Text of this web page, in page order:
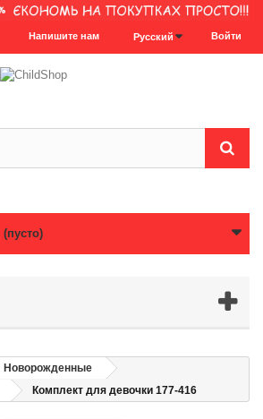
Войти
Русский
Напишите нам
(пусто)
Новорожденные
Комплект для девочки 177-416